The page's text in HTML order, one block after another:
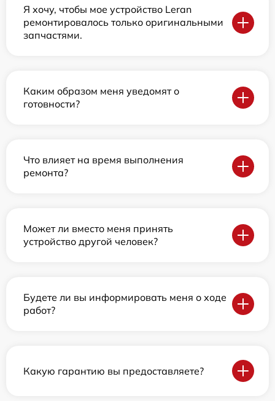
Я хочу, чтобы мое устройство Leran
ремонтировалось только оригинальными
запчастями.
Каким образом меня уведомят о
готовности?
Что влияет на время выполнения
ремонта?
Может ли вместо меня принять
устройство другой человек?
Будете ли вы информировать меня о ходе
работ?
Какую гарантию вы предоставляете?